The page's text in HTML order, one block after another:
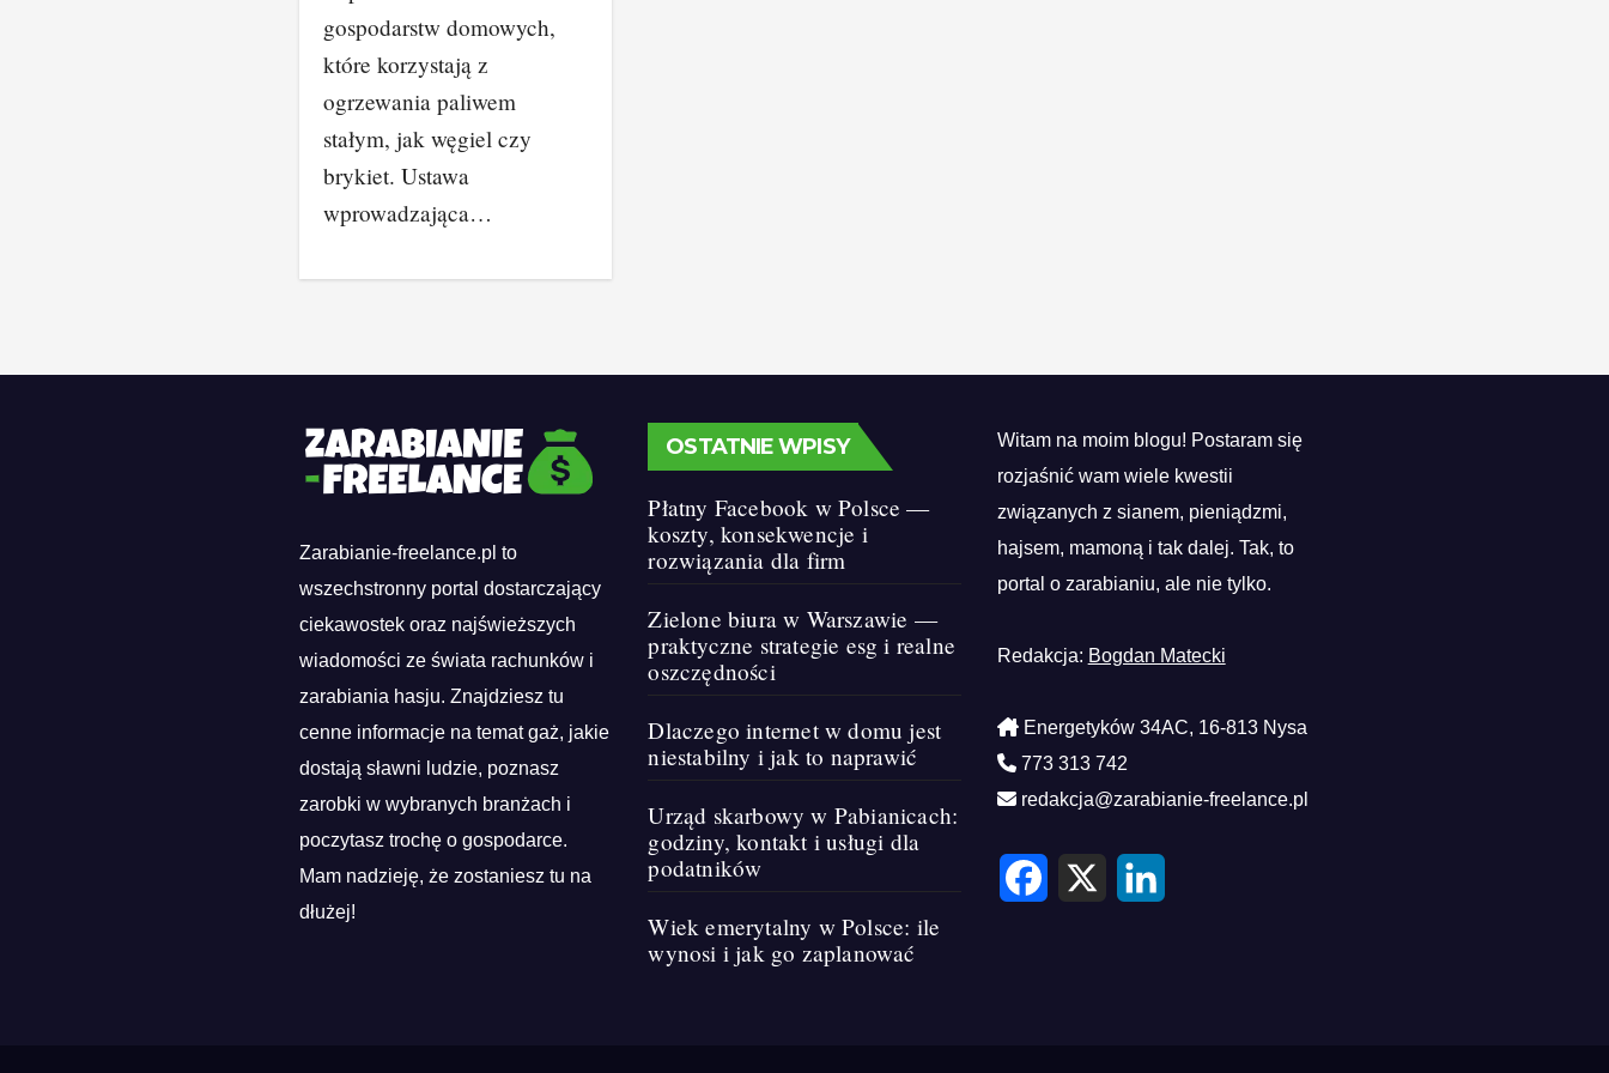
gospodarstw domowych,
które korzystają z
ogrzewania paliwem
stałym, jak węgiel czy
brykiet. Ustawa
wprowadzająca…
Zarabianie-freelance.pl to
wszechstronny portal dostarczający
ciekawostek oraz najświeższych
wiadomości ze świata rachunków i
zarabiania hasju. Znajdziesz tu
cenne informacje na temat gaż, jakie
dostają sławni ludzie, poznasz
zarobki w wybranych branżach i
poczytasz trochę o gospodarce.
Mam nadzieję, że zostaniesz tu na
dłużej!
OSTATNIE WPISY
Płatny Facebook w Polsce —
koszty, konsekwencje i
rozwiązania dla firm
Zielone biura w Warszawie —
praktyczne strategie esg i realne
oszczędności
Dlaczego internet w domu jest
niestabilny i jak to naprawić
Urząd skarbowy w Pabianicach:
godziny, kontakt i usługi dla
podatników
Wiek emerytalny w Polsce: ile
wynosi i jak go zaplanować
Witam na moim blogu! Postaram się
rozjaśnić wam wiele kwestii
związanych z sianem, pieniądzmi,
hajsem, mamoną i tak dalej. Tak, to
portal o zarabianiu, ale nie tylko.
Redakcja: Bogdan Matecki
Energetyków 34AC, 16-813 Nysa
773 313 742
redakcja@zarabianie-freelance.pl
F
c
X
L
n